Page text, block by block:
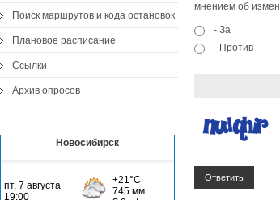
мнением об
- За
- Против
Ответить
Поиск маршрутов и кода остановок
Плановое расписание
Ссылки
Архив опросов
Новосибирск